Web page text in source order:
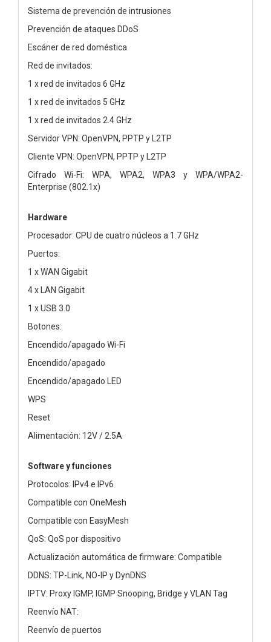
Sistema de prevención de intrusiones
Prevención de ataques DDoS
Escáner de red doméstica
Red de invitados:
1 x red de invitados 6 GHz
1 x red de invitados 5 GHz
1 x red de invitados 2.4 GHz
Servidor VPN: OpenVPN, PPTP y L2TP
Cliente VPN: OpenVPN, PPTP y L2TP
Cifrado Wi-Fi: WPA, WPA2, WPA3 y WPA/WPA2-
Enterprise (802.1x)
Hardware
Procesador: CPU de cuatro núcleos a 1.7 GHz
Puertos:
1 x WAN Gigabit
4 x LAN Gigabit
1 x USB 3.0
Botones:
Encendido/apagado Wi-Fi
Encendido/apagado
Encendido/apagado LED
WPS
Reset
Alimentación: 12V / 2.5A
Software y funciones
Protocolos: IPv4 e IPv6
Compatible con OneMesh
Compatible con EasyMesh
QoS: QoS por dispositivo
Actualización automática de firmware: Compatible
DDNS: TP-Link, NO-IP y DynDNS
IPTV: Proxy IGMP, IGMP Snooping, Bridge y VLAN Tag
Reenvío NAT:
Reenvío de puertos